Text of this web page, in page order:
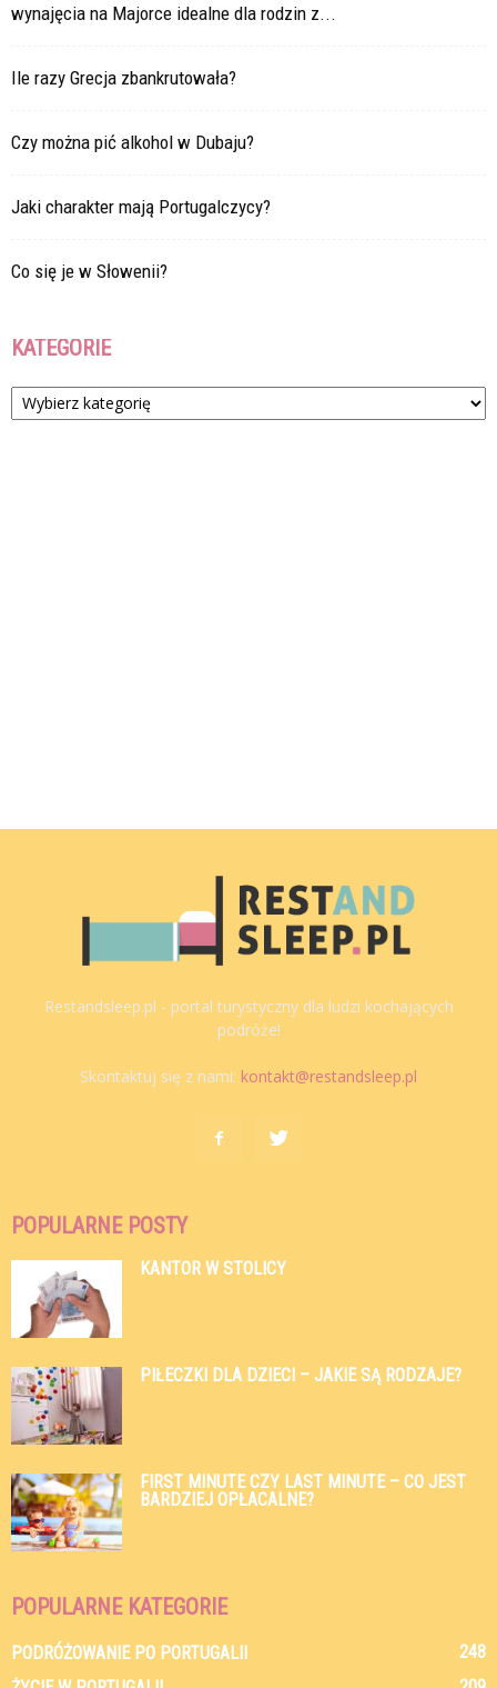
wynajęcia na Majorce idealne dla rodzin z...
Ile razy Grecja zbankrutowała?
Czy można pić alkohol w Dubaju?
Jaki charakter mają Portugalczycy?
Co się je w Słowenii?
KATEGORIE
Kategorie
Restandsleep.pl - portal turystyczny dla ludzi kochających
podróże!
Skontaktuj się z nami: kontakt@restandsleep.pl
POPULARNE POSTY
KANTOR W STOLICY
PIŁECZKI DLA DZIECI – JAKIE SĄ RODZAJE?
FIRST MINUTE CZY LAST MINUTE – CO JEST
BARDZIEJ OPŁACALNE?
POPULARNE KATEGORIE
PODRÓŻOWANIE PO PORTUGALII
248